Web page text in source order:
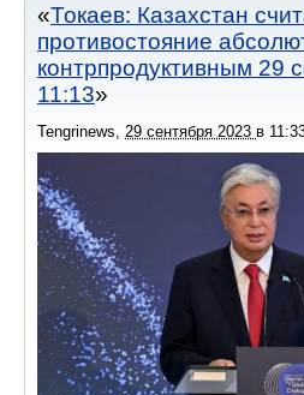
Токаев: Казахстан
противостояние
контрпродуктивным 29
11:13
Tengrinews 29 сентября 2023 в